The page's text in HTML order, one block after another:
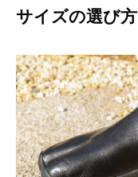
サイズの選び方